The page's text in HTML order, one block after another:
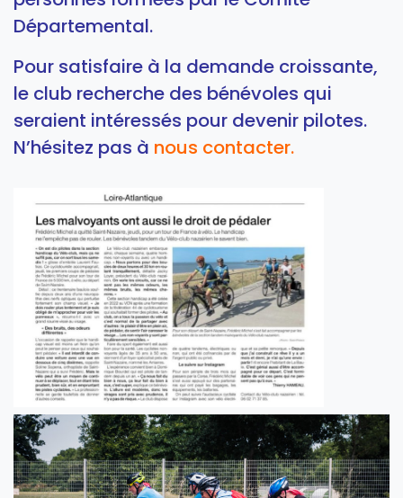
Départemental.
Pour satisfaire à la demande croissante,
le club recherche des bénévoles qui
seraient intéressés pour devenir pilotes.
N’hésitez pas à nous contacter.